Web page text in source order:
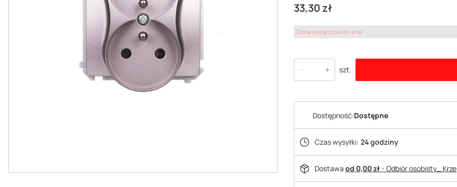
Cena
33,30 zł
Cena wyłącznie on-line
szt.
Dostępność:Dostępne
Czas wysyłki: 24 godziny
Dostawa od 0,00 zł- Odbiór osobisty_